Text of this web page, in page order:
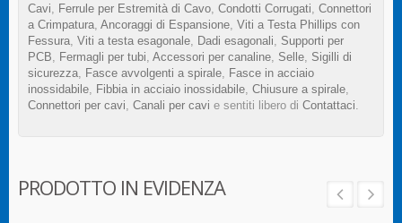
Cavi
Ferrule per Estremità di Cavo Condotti Corrugati Connettori
a Crimpatura Ancoraggi di Espansione Viti a Testa Phillips con
Fessura Viti a testa esagonale Dadi esagonali
Supporti per
PCB
Fermagli per tubi Accessori per canaline Selle Sigilli di
sicurezza
Fasce avvolgenti a spirale
Fasce in acciaio
inossidabile
Fibbia in acciaio inossidabile Chiusure a spirale
Connettori per cavi Canali per cavi e sentiti libero di Contattaci
PRODOTTO IN EVIDENZA